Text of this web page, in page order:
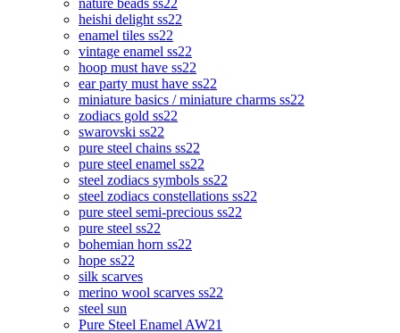
nature beads ss22
heishi delight ss22
enamel tiles ss22
vintage enamel ss22
hoop must have ss22
ear party must have ss22
miniature basics / miniature charms ss22
zodiacs gold ss22
swarovski ss22
pure steel chains ss22
pure steel enamel ss22
steel zodiacs symbols ss22
steel zodiacs constellations ss22
pure steel semi-precious ss22
pure steel ss22
bohemian horn ss22
hope ss22
silk scarves
merino wool scarves ss22
steel sun
Pure Steel Enamel AW21